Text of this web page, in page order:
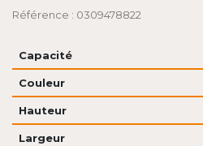
Référence : 0309478822
Capacité
Couleur
Hauteur
Largeur